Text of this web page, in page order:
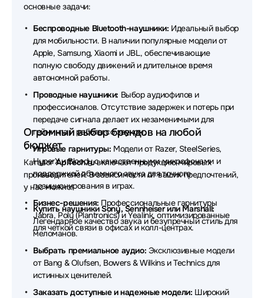
Наушники Axtel
Наушники Beyerdynamic Наушники REALME
Наушники Acer Наушники Plantronics
Наушники Genius
Наушники DENON Наушники Honor
Наушники Havit Наушники Audio-Technica
Наушники MARSHALL Наушники TECNO
Наушники Redragon Наушники Trust
Наушники HP Наушники Baseus
Наушники EnGenius Наушники Belkin
Наушники Defunc Наушники Dell
основные задачи:
Беспроводные Bluetooth-наушники: Идеальный выбор
для мобильности. В наличии популярные модели от
Apple, Samsung, Xiaomi и JBL, обеспечивающие
полную свободу движений и длительное время
автономной работы.
Проводные наушники: Выбор аудиофилов и
профессионалов. Отсутствие задержек и потерь при
передаче сигнала делает их незаменимыми для
гейминга и работы со звуком.
Игровые гарнитуры: Модели от Razer, SteelSeries,
HyperX и Bloody с качественными микрофонами и
поддержкой объемного звука для точного
позиционирования в играх.
Бизнес-решения: Профессиональные гарнитуры
Jabra, Poly (Plantronics) и Yealink, оптимизированные
для четкой связи в офисах и колл-центрах.
Огромный выбор брендов на любой
бюджет
КаталогAplTech.ruвключает продукцию мировых
производителей. В зависимости от ваших предпочтений,
у нас можно:
Купить наушники Sony, Sennheiser или Marshall:
Легендарное качество звука и безупречный стиль для
меломанов.
Выбрать премиальное аудио: Эксклюзивные модели
от Bang & Olufsen, Bowers & Wilkins и Technics для
истинных ценителей.
Заказать доступные и надежные модели: Широкий